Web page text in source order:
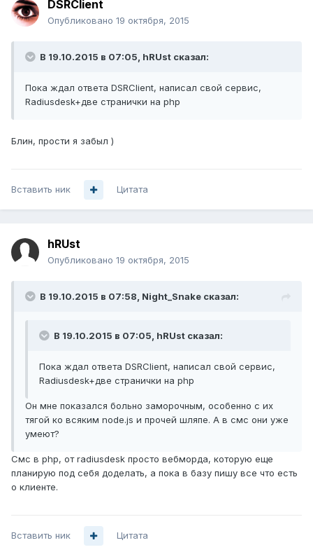
DSRClient
Опубликовано 19 октября, 2015
В 19.10.2015 в 07:05, hRUst сказал:
Пока ждал ответа DSRClient, написал свой сервис,
Radiusdesk+две странички на php
Блин, прости я забыл )
Вставить ник Цитата
hRUst
Опубликовано 19 октября, 2015
В 19.10.2015 в 07:58, Night_Snake сказал:
В 19.10.2015 в 07:05, hRUst сказал:
Пока ждал ответа DSRClient, написал свой сервис,
Radiusdesk+две странички на php
Он мне показался больно заморочным, особенно с их
тягой ко всяким node.js и прочей шляпе. А в смс они уже
умеют?
Смс в php, от radiusdesk просто вебморда, которую еще
планирую под себя доделать, а пока в базу пишу все что есть
о клиенте.
Вставить ник Цитата